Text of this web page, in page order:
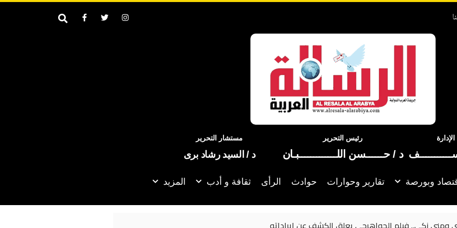
رئيس التحرير
د / حــــــسن اللـــــــــــــبـان
مستشار التحرير
د / السيد رشاد برى
وبورصة تقارير وحوارات حوادث الرأى ثقافة و أدب المزيد